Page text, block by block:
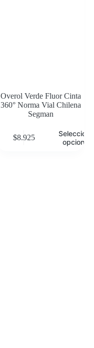
Overol Verde Fluor Cinta
360° Norma Vial Chilena
Segman
$8.925
opciones